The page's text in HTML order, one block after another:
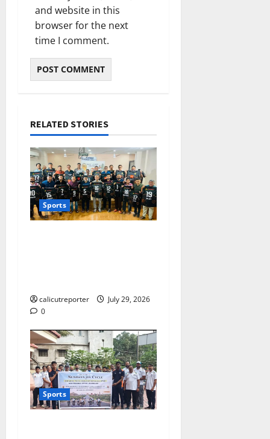
and website in this
browser for the next
time I comment.
RELATED STORIES
Sports
calicutreporter
July 29, 2026
0
Sports